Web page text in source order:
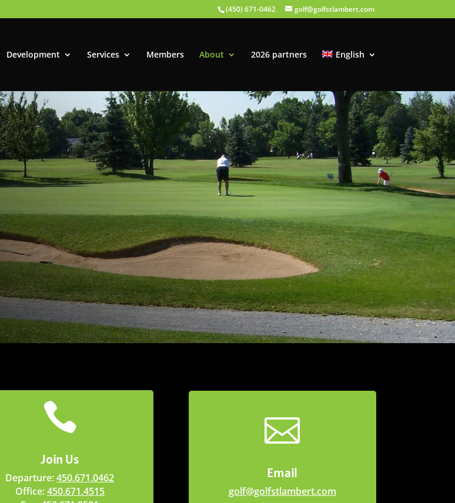
(450) 671-0462 golf@golfstlambert.com
Development Services Members About 2026 partners English

Join Us
Departure:450.671.0462
Office:450.671.4515

Email
golf@golfstlambert.com